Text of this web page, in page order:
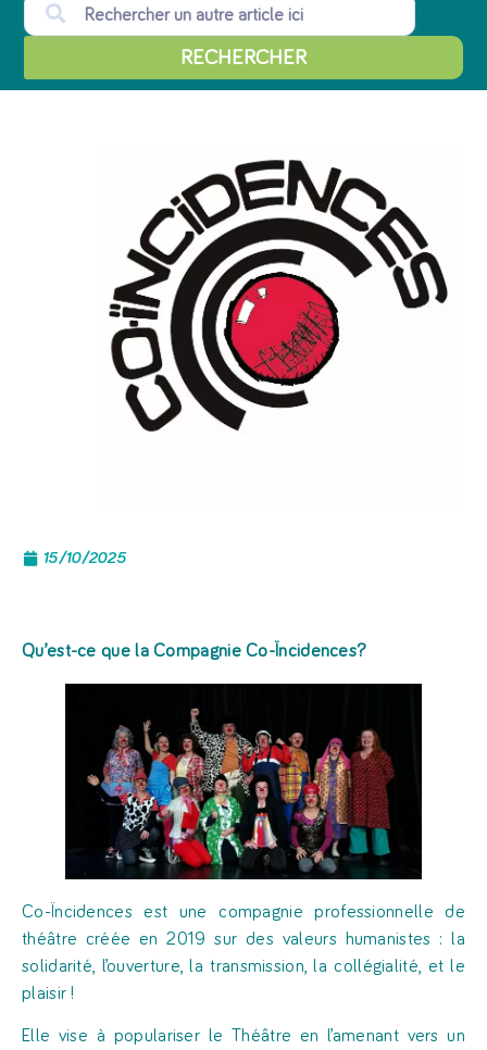
RECHERCHER
15/10/2025
Qu’est-ce quela Compagnie Co-Ïncidences?
Co-Ïncidences est une compagnie professionnelle de
théâtre créée en 2019 sur des valeurs humanistes : la
solidarité, l’ouverture, la transmission, la collégialité, et le
plaisir !
Elle vise à populariser le Théâtre en l’amenant vers un